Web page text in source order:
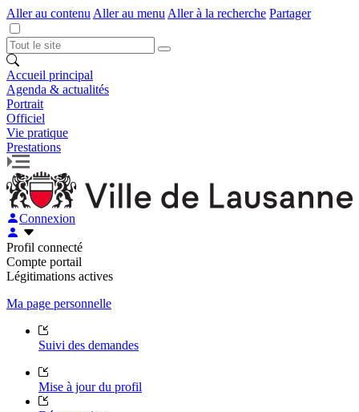
Aller au contenu Aller au menu Aller à la recherche Partager
Accueil principal
Agenda & actualités
Portrait
Officiel
Vie pratique
Prestations
Connexion
Profil connecté
Compte portail
Légitimations actives
Ma page personnelle
Suivi des demandes
Mise à jour du profil